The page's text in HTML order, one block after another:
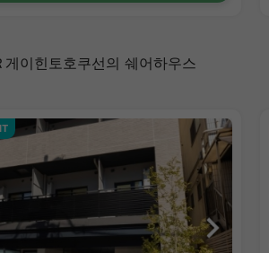
게이힌토호쿠선의 쉐어하우스